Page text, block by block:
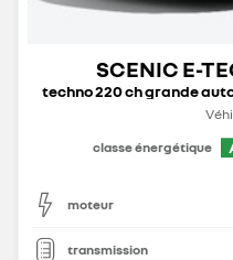
SCENIC E-
classe énergétique
moteur
transmission